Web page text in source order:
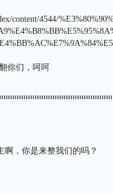
content/4544/
你们，呵呵
啊，你是来整我们的吗？